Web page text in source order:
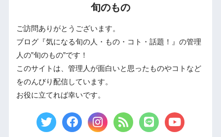
旬のもの
ご訪問ありがとうございます。
ブログ『気になる旬の人・もの・コト・話題！』の管理
人の”旬のもの”です！
このサイトは、管理人が面白いと思ったものやコトなど
をのんびり配信しています。
お役に立てれば幸いです。